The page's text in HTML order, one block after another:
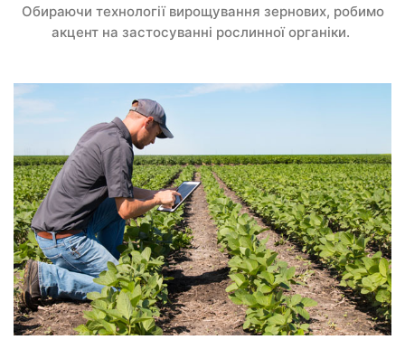
Обираючи технології вирощування зернових, робимо
акцент на застосуванні рослинної органіки.